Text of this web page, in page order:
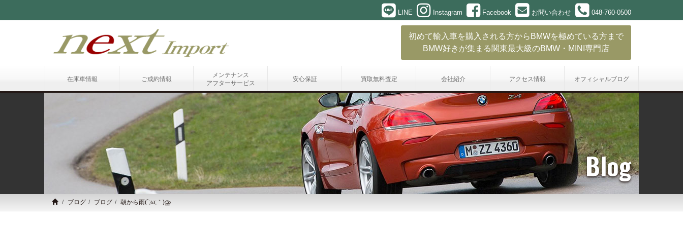
LINE Instagram Facebook お問い合わせ 048-760-0500
初めて輸入車を購入される方からBMWを極めている方まで
BMW好きが集まる関東最大級のBMW・MINI専門店
在庫車情報 ご成約情報
メンテナンス
アフターサービス
安心保証 買取無料査定 会社紹介 アクセス情報 オフィシャルブログ
Blog
ブログ ブログ 朝から雨(´;ω;｀)⛈